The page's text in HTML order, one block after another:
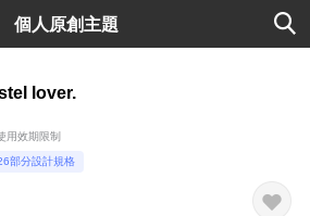
個人原創主題
lover.
用效期限制
部分設計規格